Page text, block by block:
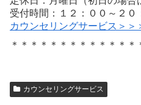
受付時間：１２：００～２０
カウンセリングサービス＞＞
＊＊＊＊＊＊＊＊＊＊＊＊＊
カウンセリングサービス